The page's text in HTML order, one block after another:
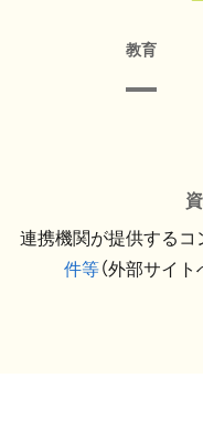
教育
連携機関が提供するコ
件等（外部サイ